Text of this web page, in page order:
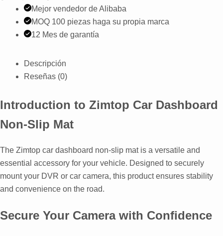
Mejor vendedor de Alibaba
MOQ 100 piezas haga su propia marca
12 Mes de garantía
Descripción
Reseñas (0)
Introduction to Zimtop Car Dashboard
Non-Slip Mat
The Zimtop car dashboard non-slip mat is a versatile and
essential accessory for your vehicle. Designed to securely
mount your DVR or car camera, this product ensures stability
and convenience on the road.
Secure Your Camera with Confidence